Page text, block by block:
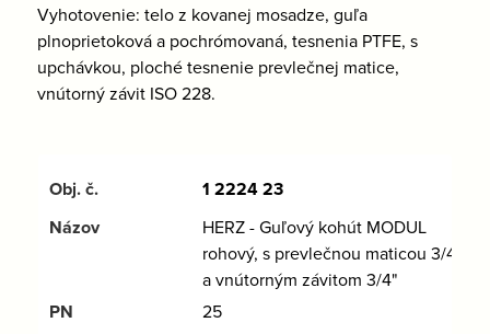
Vyhotovenie: telo z kovanej mosadze, guľa
plnoprietoková a pochrómovaná, tesnenia PTFE, s
upchávkou, ploché tesnenie prevlečnej matice,
vnútorný závit ISO 228.
1 2224 23
HERZ - Guľový kohút MODUL
rohový, s prevlečnou maticou 3/4"
a vnútorným závitom 3/4"
25